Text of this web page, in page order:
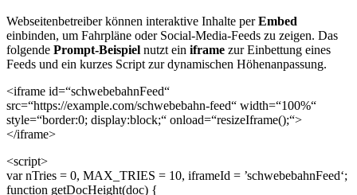
Webseitenbetreiber können interaktive Inhalte perEmbed
einbinden, um Fahrpläne oder Social-Media-Feeds zu zeigen. Das
folgende Prompt-Beispiel nutzt ein iframe zur Einbettung eines
Feeds und ein kurzes Script zur dynamischen Höhenanpassung.
<iframe id=“schwebebahnFeed“
src=“https://example.com/schwebebahn-feed“ width=“100%“
style=“border:0; display:block;“ onload=“resizeIframe();“>
</iframe>
<script>
var nTries = 0, MAX_TRIES = 10, iframeId = ’schwebebahnFeed‘;
function getDocHeight(doc) {